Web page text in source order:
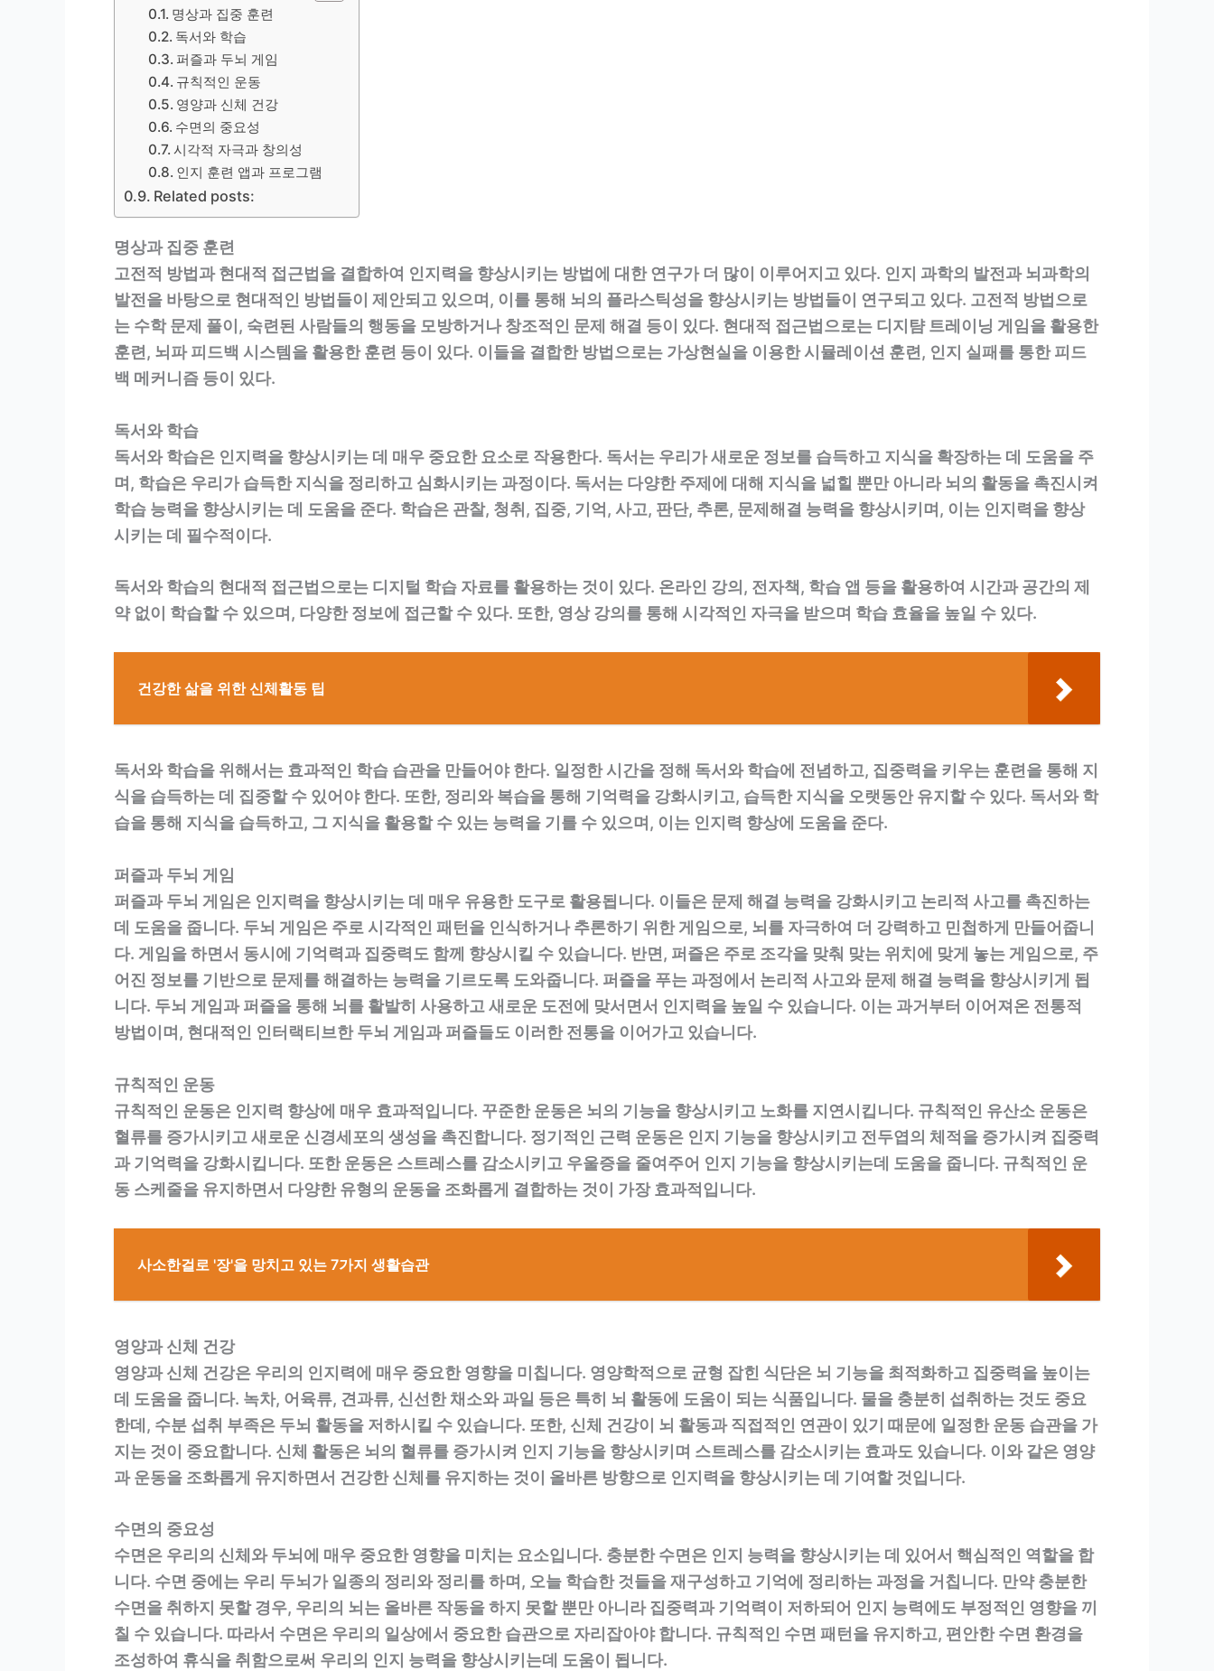
명상과 집중 훈련
독서와 학습
퍼즐과 두뇌 게임
규칙적인 운동
영양과 신체 건강
수면의 중요성
시각적 자극과 창의성
인지 훈련 앱과 프로그램
Related posts:
명상과 집중 훈련
고전적 방법과 현대적 접근법을 결합하여 인지력을 향상시키는 방법에 대한 연구가 더 많이 이루어지고 있다. 인지 과학의 발전과 뇌과학의
발전을 바탕으로 현대적인 방법들이 제안되고 있으며, 이를 통해 뇌의 플라스틱성을 향상시키는 방법들이 연구되고 있다. 고전적 방법으로
는 수학 문제 풀이, 숙련된 사람들의 행동을 모방하거나 창조적인 문제 해결 등이 있다. 현대적 접근법으로는 디지턈 트레이닝 게임을 활용한
훈련, 뇌파 피드백 시스템을 활용한 훈련 등이 있다. 이들을 결합한 방법으로는 가상현실을 이용한 시뮬레이션 훈련, 인지 실패를 통한 피드
백 메커니즘 등이 있다.
독서와 학습
독서와 학습은 인지력을 향상시키는 데 매우 중요한 요소로 작용한다. 독서는 우리가 새로운 정보를 습득하고 지식을 확장하는 데 도움을 주
며, 학습은 우리가 습득한 지식을 정리하고 심화시키는 과정이다. 독서는 다양한 주제에 대해 지식을 넓힐 뿐만 아니라 뇌의 활동을 촉진시켜
학습 능력을 향상시키는 데 도움을 준다. 학습은 관찰, 청취, 집중, 기억, 사고, 판단, 추론, 문제해결 능력을 향상시키며, 이는 인지력을 향상
시키는 데 필수적이다.
독서와 학습의 현대적 접근법으로는 디지털 학습 자료를 활용하는 것이 있다. 온라인 강의, 전자책, 학습 앱 등을 활용하여 시간과 공간의 제
약 없이 학습할 수 있으며, 다양한 정보에 접근할 수 있다. 또한, 영상 강의를 통해 시각적인 자극을 받으며 학습 효율을 높일 수 있다.
건강한 삶을 위한 신체활동 팁
독서와 학습을 위해서는 효과적인 학습 습관을 만들어야 한다. 일정한 시간을 정해 독서와 학습에 전념하고, 집중력을 키우는 훈련을 통해 지
식을 습득하는 데 집중할 수 있어야 한다. 또한, 정리와 복습을 통해 기억력을 강화시키고, 습득한 지식을 오랫동안 유지할 수 있다. 독서와 학
습을 통해 지식을 습득하고, 그 지식을 활용할 수 있는 능력을 기를 수 있으며, 이는 인지력 향상에 도움을 준다.
퍼즐과 두뇌 게임
퍼즐과 두뇌 게임은 인지력을 향상시키는 데 매우 유용한 도구로 활용됩니다. 이들은 문제 해결 능력을 강화시키고 논리적 사고를 촉진하는
데 도움을 줍니다. 두뇌 게임은 주로 시각적인 패턴을 인식하거나 추론하기 위한 게임으로, 뇌를 자극하여 더 강력하고 민첩하게 만들어줍니
다. 게임을 하면서 동시에 기억력과 집중력도 함께 향상시킬 수 있습니다. 반면, 퍼즐은 주로 조각을 맞춰 맞는 위치에 맞게 놓는 게임으로, 주
어진 정보를 기반으로 문제를 해결하는 능력을 기르도록 도와줍니다. 퍼즐을 푸는 과정에서 논리적 사고와 문제 해결 능력을 향상시키게 됩
니다. 두뇌 게임과 퍼즐을 통해 뇌를 활발히 사용하고 새로운 도전에 맞서면서 인지력을 높일 수 있습니다. 이는 과거부터 이어져온 전통적
방법이며, 현대적인 인터랙티브한 두뇌 게임과 퍼즐들도 이러한 전통을 이어가고 있습니다.
규칙적인 운동
규칙적인 운동은 인지력 향상에 매우 효과적입니다. 꾸준한 운동은 뇌의 기능을 향상시키고 노화를 지연시킵니다. 규칙적인 유산소 운동은
혈류를 증가시키고 새로운 신경세포의 생성을 촉진합니다. 정기적인 근력 운동은 인지 기능을 향상시키고 전두엽의 체적을 증가시켜 집중력
과 기억력을 강화시킵니다. 또한 운동은 스트레스를 감소시키고 우울증을 줄여주어 인지 기능을 향상시키는데 도움을 줍니다. 규칙적인 운
동 스케줄을 유지하면서 다양한 유형의 운동을 조화롭게 결합하는 것이 가장 효과적입니다.
사소한걸로 '장'을 망치고 있는 7가지 생활습관
영양과 신체 건강
영양과 신체 건강은 우리의 인지력에 매우 중요한 영향을 미칩니다. 영양학적으로 균형 잡힌 식단은 뇌 기능을 최적화하고 집중력을 높이는
데 도움을 줍니다. 녹차, 어육류, 견과류, 신선한 채소와 과일 등은 특히 뇌 활동에 도움이 되는 식품입니다. 물을 충분히 섭취하는 것도 중요
한데, 수분 섭취 부족은 두뇌 활동을 저하시킬 수 있습니다. 또한, 신체 건강이 뇌 활동과 직접적인 연관이 있기 때문에 일정한 운동 습관을 가
지는 것이 중요합니다. 신체 활동은 뇌의 혈류를 증가시켜 인지 기능을 향상시키며 스트레스를 감소시키는 효과도 있습니다. 이와 같은 영양
과 운동을 조화롭게 유지하면서 건강한 신체를 유지하는 것이 올바른 방향으로 인지력을 향상시키는 데 기여할 것입니다.
수면의 중요성
수면은 우리의 신체와 두뇌에 매우 중요한 영향을 미치는 요소입니다. 충분한 수면은 인지 능력을 향상시키는 데 있어서 핵심적인 역할을 합
니다. 수면 중에는 우리 두뇌가 일종의 정리와 정리를 하며, 오늘 학습한 것들을 재구성하고 기억에 정리하는 과정을 거칩니다. 만약 충분한
수면을 취하지 못할 경우, 우리의 뇌는 올바른 작동을 하지 못할 뿐만 아니라 집중력과 기억력이 저하되어 인지 능력에도 부정적인 영향을 끼
칠 수 있습니다. 따라서 수면은 우리의 일상에서 중요한 습관으로 자리잡아야 합니다. 규칙적인 수면 패턴을 유지하고, 편안한 수면 환경을
조성하여 휴식을 취함으로써 우리의 인지 능력을 향상시키는데 도움이 됩니다.